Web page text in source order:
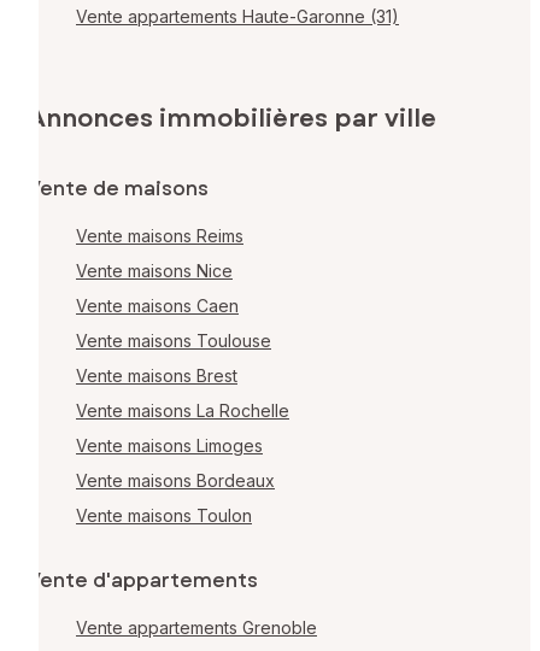
Vente appartements Haute-Garonne (31)
Annonces immobilières par ville
Vente de maisons
Vente maisons Reims
Vente maisons Nice
Vente maisons Caen
Vente maisons Toulouse
Vente maisons Brest
Vente maisons La Rochelle
Vente maisons Limoges
Vente maisons Bordeaux
Vente maisons Toulon
Vente d'appartements
Vente appartements Grenoble